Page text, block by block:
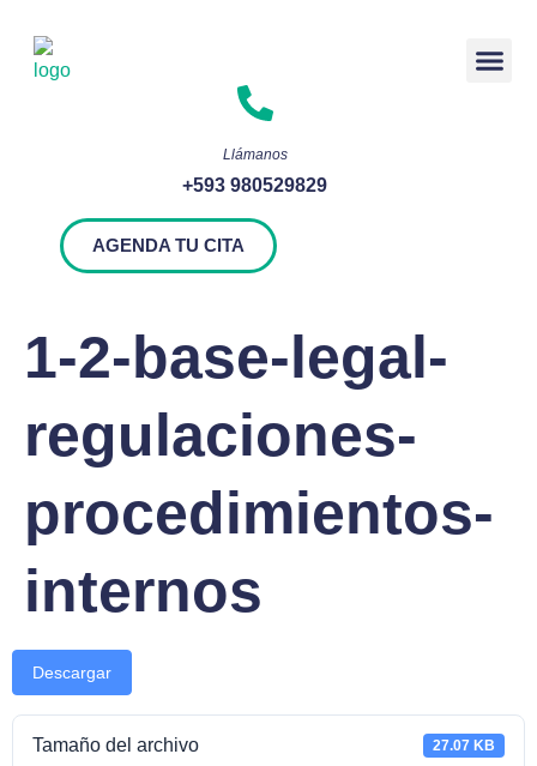
Llámanos
+593 980529829
AGENDA TU CITA
1-2-base-legal-
regulaciones-
procedimientos-
internos
Descargar
Tamaño del archivo 27.07 KB